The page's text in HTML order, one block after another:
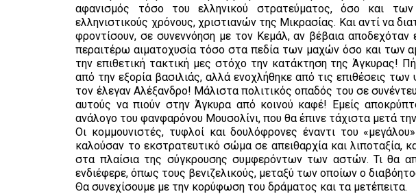
αφανισμός τόσο του ελληνικού στρατεύματος, όσο και
ελληνιστικούς χρόνους, χριστιανών της Μικρασίας. Και αντί να
φροντίσουν, σε συνεννόηση με τον Κεμάλ, αν βέβαια
περαιτέρω αιματοχυσία τόσο στα πεδία των μαχών όσο και των
την επιθετική τακτική μες στόχο την κατάκτηση της Άγκυρας!
από την εξορία βασιλιάς, αλλά ενοχλήθηκε από τις επιθέσεις
τον έλεγαν Αλέξανδρο! Μάλιστα πολιτικός οπαδός του σε
αυτούς να πιούν στην Άγκυρα από κοινού καφέ! Εμείς
ανάλογο του φανφαρόνου Μουσολίνι, που θα έπινε τάχιστα μετά
Οι κομμουνιστές, τυφλοί και δουλόφρονες έναντι του
καλούσαν το εκστρατευτικό σώμα σε απειθαρχία και λιποταξία,
στα πλαίσια της σύγκρουσης συμφερόντων των αστών. Τι θα
ενδιέφερε, όπως τους βενιζελικούς, μεταξύ των οποίων ο
Θα συνεχίσουμε με την κορύφωση του δράματος και τα μετέπειτα.